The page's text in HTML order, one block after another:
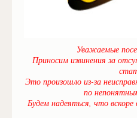
Уважаемые
Приносим извинения за
Это произошло из-за
по
Будем надеяться, что